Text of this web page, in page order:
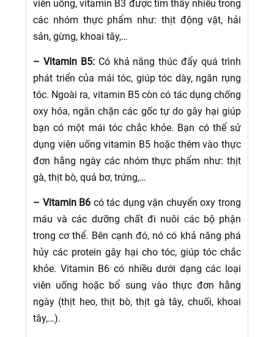
viên uống, vitamin B3 được tìm thấy nhiều trong
các nhóm thực phẩm như: thịt động vật, hải
sản, gừng, khoai tây,…
– Vitamin B5:Có khả năng thúc đẩy quá trình
phát triển của mái tóc, giúp tóc dày, ngăn rụng
tóc. Ngoài ra, vitamin B5 còn có tác dụng chống
oxy hóa, ngăn chặn các gốc tự do gây hại giúp
bạn có một mái tóc chắc khỏe. Bạn có thể sử
dụng viên uống vitamin B5 hoặc thêm vào thực
đơn hằng ngày các nhóm thực phẩm như: thịt
gà, thịt bò, quả bơ, trứng,…
– Vitamin B6 có tác dụng vận chuyển oxy trong
máu và các dưỡng chất đi nuôi các bộ phận
trong cơ thể. Bên cạnh đó, nó có khả năng phá
hủy các protein gây hại cho tóc, giúp tóc chắc
khỏe. Vitamin B6 có nhiều dưới dạng các loại
viên uống hoặc bổ sung vào thực đơn hằng
ngày (thịt heo, thịt bò, thịt gà tây, chuối, khoai
tây,…).